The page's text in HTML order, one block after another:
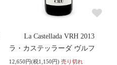
La Castellada VRH 2013
ラ・カステッラーダ ヴルフ
12,650円(税1,150円) 売り切れ